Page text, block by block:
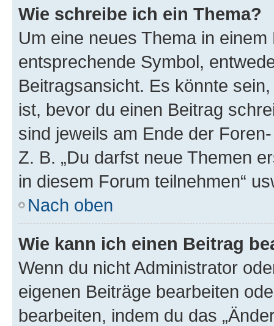
Wie schreibe ich ein Thema?
Um eine neues Thema in
entsprechende Symbol,
Beitragsansicht. Es könnte
ist, bevor du einen Beitrag
sind jeweils am Ende der
Z. B. „Du darfst neue Themen
in diesem Forum teilnehmen“
Nach oben
Wie kann ich einen Beitrag
Wenn du nicht Administrator
eigenen Beiträge bearbeiten
bearbeiten, indem du das